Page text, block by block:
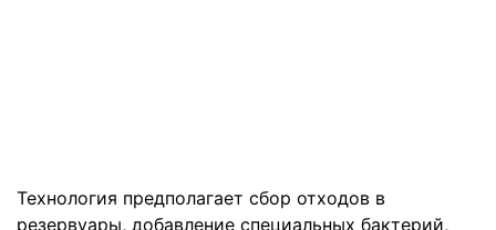
Технология предполагает сбор отходов в
резервуары, добавление специальных бактерий,